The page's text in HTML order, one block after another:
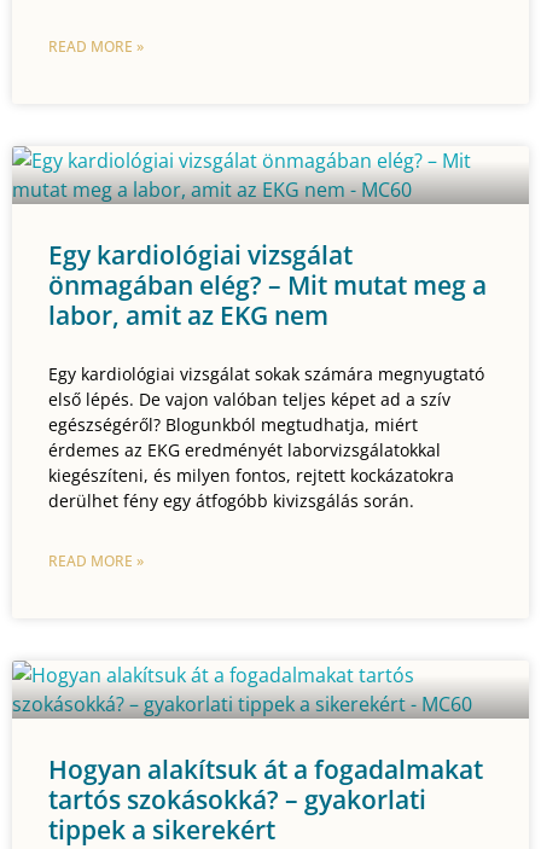
READ MORE »
Egy kardiológiai vizsgálat
önmagában elég? – Mit mutat meg a
labor, amit az EKG nem
Egy kardiológiai vizsgálat sokak számára megnyugtató
első lépés. De vajon valóban teljes képet ad a szív
egészségéről? Blogunkból megtudhatja, miért
érdemes az EKG eredményét laborvizsgálatokkal
kiegészíteni, és milyen fontos, rejtett kockázatokra
derülhet fény egy átfogóbb kivizsgálás során.
READ MORE »
Hogyan alakítsuk át a fogadalmakat
tartós szokásokká? – gyakorlati
tippek a sikerekért